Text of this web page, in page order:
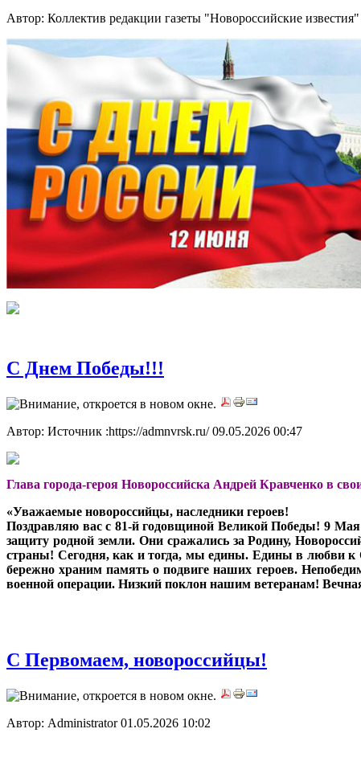
Автор: Коллектив редакции газеты "Новороссийские
С Днем Победы!!!
Автор: Источник :https://admnvrsk.ru/09.05.2026 00:47
Глава города-героя Новороссийска Андрей Кравченко в
«Уважаемые новороссийцы, наследники героев!
Поздравляю вас с 81-й годовщиной Великой Победы! 9 Мая
защиту родной земли. Они сражались за Родину,
страны! Сегодня, как и тогда, мы едины. Едины в любви к
бережно храним память о подвиге наших героев.
военной операции. Низкий поклон нашим ветеранам!
C Первомаем, новороссийцы!
Автор: Administrator01.05.2026 10:02